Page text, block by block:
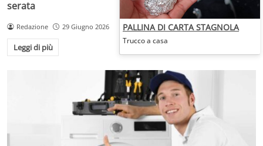
serata
Redazione 29 Giugno 2026
Leggi di più
PALLINA DI CARTA STAGNOLA
Trucco a casa